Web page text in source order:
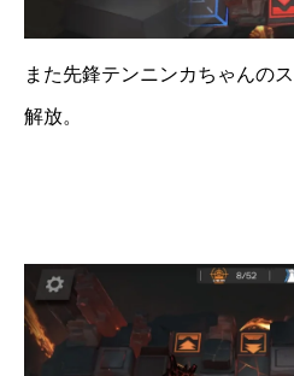
また先鋒テンニンカちゃんの
解放。